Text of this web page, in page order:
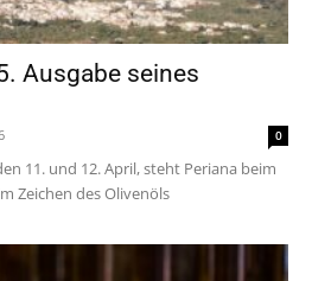
Ausgabe seines
0
11. und 12. April, steht Periana beim
Zeichen des Olivenöls